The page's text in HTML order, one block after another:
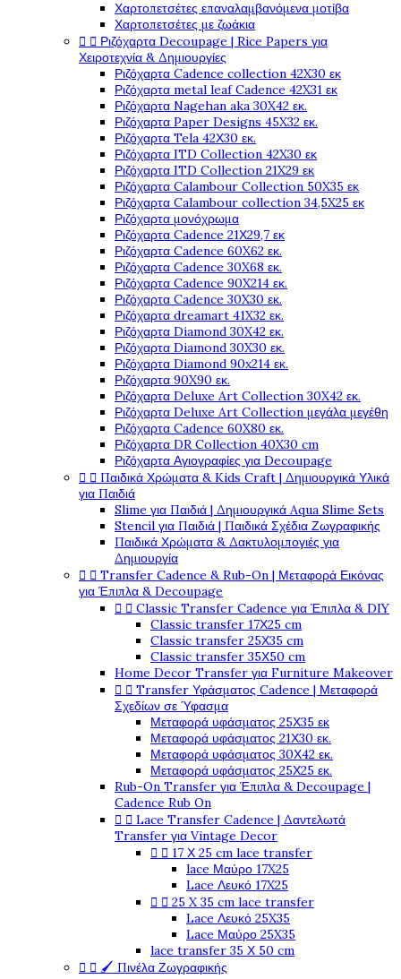
Χαρτοπετσέτες επαναλαμβανόμενα μοτίβα
Χαρτοπετσέτες με ζωάκια
  Ριζόχαρτα Decoupage | Rice Papers για
Χειροτεχνία & Δημιουργίες
Ριζόχαρτα Cadence collection 42X30 εκ
Ριζόχαρτα metal leaf Cadence 42X31 εκ
Ριζόχαρτα Nagehan aka 30X42 εκ.
Ριζόχαρτα Paper Designs 45X32 εκ.
Ριζόχαρτα Tela 42Χ30 εκ.
Ριζόχαρτα ITD Collection 42X30 εκ
Ριζόχαρτα ITD Collection 21X29 εκ
Ριζόχαρτα Calambour Collection 50X35 εκ
Ριζόχαρτα Calambour collection 34,5X25 εκ
Ριζόχαρτα μονόχρωμα
Ριζόχαρτα Cadence 21Χ29,7 εκ
Ριζόχαρτα Cadence 60X62 εκ.
Ριζόχαρτα Cadence 30X68 εκ.
Ριζόχαρτα Cadence 90X214 εκ.
Ριζόχαρτα Cadence 30X30 εκ.
Ριζόχαρτα dreamart 41X32 εκ.
Ριζόχαρτα Diamond 30X42 εκ.
Ριζόχαρτα Diamond 30X30 εκ.
Ριζόχαρτα Diamond 90x214 εκ.
Ριζόχαρτα 90X90 εκ.
Ριζόχαρτα Deluxe Art Collection 30X42 εκ.
Ριζόχαρτα Deluxe Art Collection μεγάλα μεγέθη
Ριζόχαρτα Cadence 60X80 εκ.
Ριζόχαρτα DR Collection 40X30 cm
Ριζόχαρτα Αγιογραφίες για Decoupage
  Παιδικά Χρώματα & Kids Craft | Δημιουργικά Υλικά
για Παιδιά
Slime για Παιδιά | Δημιουργικά Aqua Slime Sets
Stencil για Παιδιά | Παιδικά Σχέδια Ζωγραφικής
Παιδικά Χρώματα & Δακτυλομπογιές για
Δημιουργία
  Transfer Cadence & Rub-On | Μεταφορά Εικόνας
για Έπιπλα & Decoupage
  Classic Transfer Cadence για Έπιπλα & DIY
Classic transfer 17Χ25 cm
Classic transfer 25Χ35 cm
Classic transfer 35Χ50 cm
Home Decor Transfer για Furniture Makeover
  Transfer Υφάσματος Cadence | Μεταφορά
Σχεδίων σε Ύφασμα
Μεταφορά υφάσματος 25Χ35 εκ
Μεταφορά υφάσματος 21Χ30 εκ.
Μεταφορά υφάσματος 30Χ42 εκ.
Μεταφορά υφάσματος 25Χ25 εκ.
Rub-On Transfer για Έπιπλα & Decoupage |
Cadence Rub On
  Lace Transfer Cadence | Δαντελωτά
Transfer για Vintage Decor
  17 Χ 25 cm lace transfer
lace Μαύρο 17X25
Lace Λευκό 17X25
  25 X 35 cm lace transfer
Lace Λευκό 25X35
Lace Μαύρο 25X35
lace transfer 35 Χ 50 cm
  🖌️ Πινέλα Ζωγραφικής